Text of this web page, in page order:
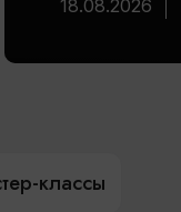
18.08.2026
классы